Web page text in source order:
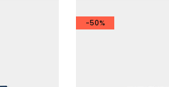
-50%